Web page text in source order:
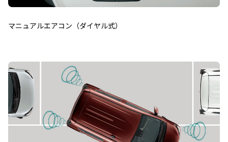
マニュアルエアコン（ダイヤル式）